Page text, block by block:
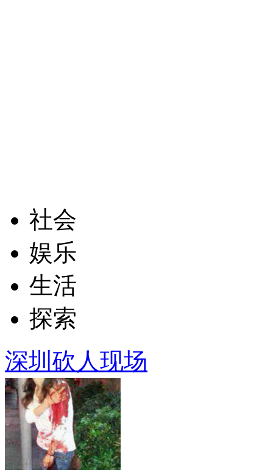
社会
娱乐
生活
探索
深圳砍人现场